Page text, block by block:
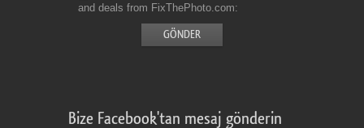
and deals from FixThePhoto.com
Bize Facebook'tan mesaj gönderin